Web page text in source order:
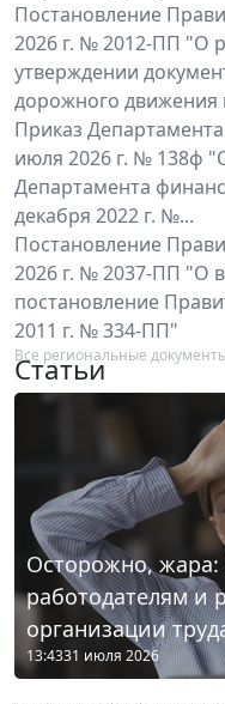
Постановление
2026 г. № 2012-ПП "О
утверждении
дорожного движения
Приказ
июля 2026 г. № 138ф
Департамента
декабря 2022 г. №...
Постановление
2026 г. № 2037-ПП "О
постановление
2011 г. № 334-ПП"
Все региональные
Статьи
Осторожно,
работодателям и
организации
13:4331 июля 2026